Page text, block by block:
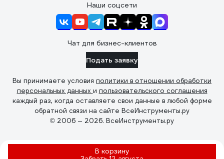
В корзину
Наши соцсети
Чат для бизнес-клиентов
Подать заявку
Вы принимаете условия политики в отношении обработки
персональных данных и пользовательского соглашения
каждый раз, когда оставляете свои данные в любой форме
обратной связи на сайте ВсеИнструменты.ру
© 2006 — 2026. ВсеИнструменты.ру